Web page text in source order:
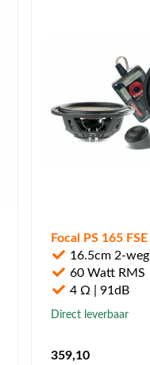
Focal PS 165 FSE
16.5cm 2-
60 Watt RMS
4 Ω | 91dB
Direct leverbaar
359,10